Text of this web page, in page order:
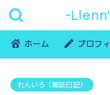
-
ホーム プロフ
れんいろ（雑談日記）